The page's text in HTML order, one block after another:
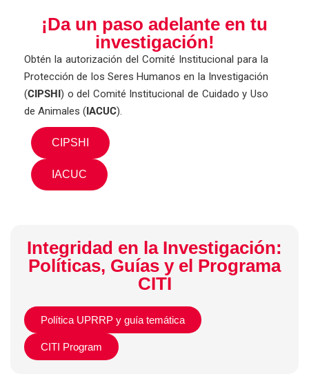
¡Da un paso adelante en tu
investigación!
Obtén la autorización del Comité Institucional para la
Protección de los Seres Humanos en la Investigación
(CIPSHI) o del Comité Institucional de Cuidado y Uso
de Animales (IACUC).
CIPSHI
IACUC
Integridad en la Investigación:
Políticas, Guías y el Programa
CITI
Política UPRRP y guía temática
CITI Program